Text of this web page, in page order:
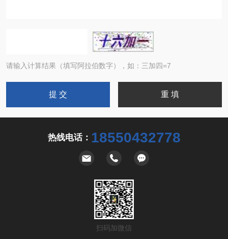
请输入计算结果（填写阿拉伯数字），如：三加四=7
热线电话： 18550432778
扫码加微信